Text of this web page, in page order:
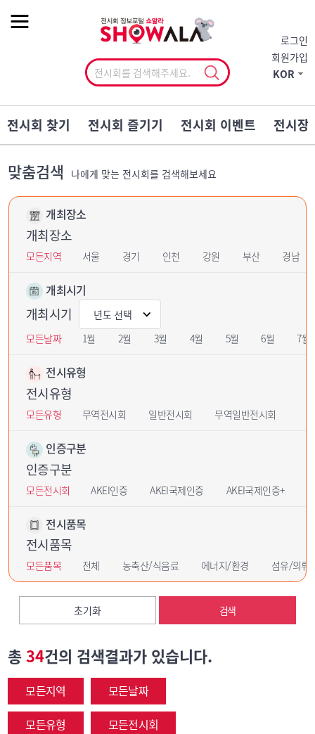
로그인
회원가입
KOR
전시회 찾기 전시회 즐기기 전시회 이벤트 전시장
맞춤검색 나에게 맞는 전시회를 검색해보세요
개최장소
개최장소
모든지역 서울 경기 인천 강원 부산 경남
개최시기
개최시기
모든날짜 1월 2월 3월 4월 5월 6월 7월
전시유형
전시유형
모든유형 무역전시회 일반전시회 무역일반전시회
인증구분
인증구분
모든전시회 AKEI인증 AKEI국제인증 AKEI국제인증+
전시품목
전시품목
모든품목 전체 농축산/식음료 에너지/환경 섬유/의류
초기화 검색
총34건의 검색결과가 있습니다.
모든지역
모든날짜
모든유형
모든전시회